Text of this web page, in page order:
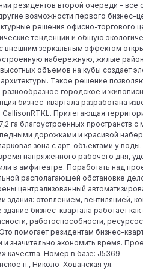
резидентов второй очереди – все
возможности первого бизнес-
решения офисно-торгового
тенденции и общую
внешним зеркальным эффектом
набережную, жилые
объёмов на кубы создает
Такое решение
городское и
бизнес-квартала разработана
Прилегающая
га благоустроенных пространств
дорожками и красивой
зона с арт-объектами у
напряжённого рабочего дня,
в амфитеатре. Поработать над
располагающей обстановке
централизованный
здания: отоплением, вентиляцией,
бизнес-квартала работает
работоспособности,
помогает резидентам бизнес-
значительно экономить время.
качества. Номер в базе: J5369
п., Николо-Хованская ул.